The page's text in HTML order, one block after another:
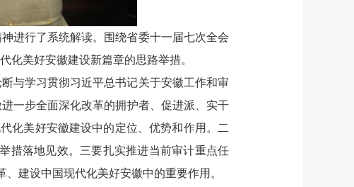
进行了系统解读。围绕省委十一届七次全会
化美好安徽建设新篇章的思路举措。
与学习贯彻习近平总书记关于安徽工作和审
一步全面深化改革的拥护者、促进派、实干
化美好安徽建设中的定位、优势和作用。二
措落地见效。三要扎实推进当前审计重点任
建设中国现代化美好安徽中的重要作用。